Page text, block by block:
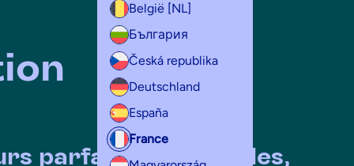
België [NL]
България
Česká republika
Deutschland
España
France
parfaitement lisibles,